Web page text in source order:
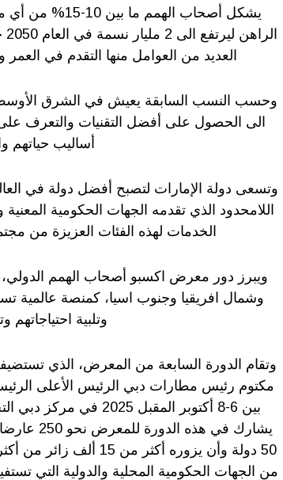
العديد من العوامل منها التقدم في
الى الحصول على أفضل التقنيات والتعرف على
أساليب حياتهم
وتسعى دولة الإمارات لتصبح أفضل دولة في
اللامحدود الذي تقدمه الجهات الحكومية
الخدمات لهذه الفئات العزيزة من
ويبرز دور معرض اكسبو أصحاب الهمم
وشمال افريقيا وجنوب اسيا، كمنصة عالمية
وتلبية احتياجاتهم
وتقام الدورة السابعة من المعرض، الذي
مكتوم رئيس مطارات دبي الرئيس الأعلى
يشارك
من الجهات الحكومية المحلية والدولية التي